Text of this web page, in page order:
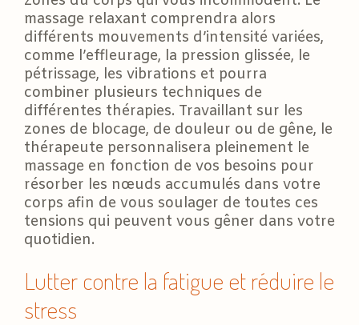
massage relaxant comprendra alors
différents mouvements d’intensité variées,
comme l’effleurage, la pression glissée, le
pétrissage, les vibrations et pourra
combiner plusieurs techniques de
différentes thérapies. Travaillant sur les
zones de blocage, de douleur ou de gêne, le
thérapeute personnalisera pleinement le
massage en fonction de vos besoins pour
résorber les nœuds accumulés dans votre
corps afin de vous soulager de toutes ces
tensions qui peuvent vous gêner dans votre
quotidien.
Lutter contre la fatigue et réduire le
stress